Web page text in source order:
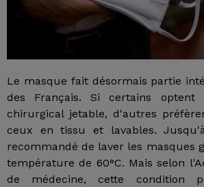
Le masque fait désormais partie
des Français. Si certains
chirurgical jetable, d'autres
ceux en tissu et lavables.
recommandé de laver les masques
température de 60°C. Mais selon
de médecine, cette condition